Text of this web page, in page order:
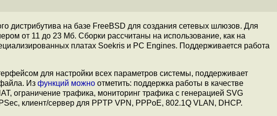
дистрибутива на базе FreeBSD для создания сетевых шлюзов. Для
от 11 до 23 Мб. Сборки рассчитаны на использование, как на
платах Soekris и PC Engines. Поддерживается работа
для настройки всех параметров системы, поддерживает
Из функций можно отметить: поддержка работы в качестве
ограничение трафика, мониторинг трафика с генерацией SVG
клиент/сервер для PPTP VPN, PPPoE, 802.1Q VLAN, DHCP.